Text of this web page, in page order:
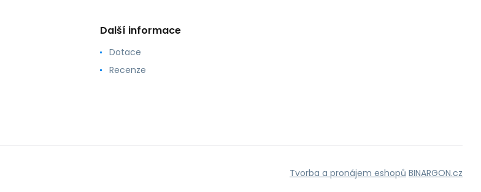
Další informace
Dotace
Recenze
Tvorba a pronájem eshopů BINARGON.cz